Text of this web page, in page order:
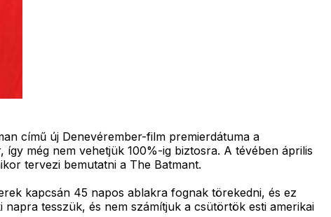
című új Denevérember-film premierdátuma a
még nem vehetjük 100%-ig biztosra. A tévében április
tervezi bemutatni a The Batmant.
kapcsán 45 napos ablakra fognak törekedni, és ez
tesszük, és nem számítjuk a csütörtök esti amerikai